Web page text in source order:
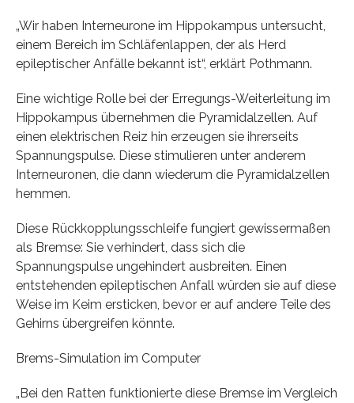
„Wir haben Interneurone im Hippokampus untersucht,
einem Bereich im Schläfenlappen, der als Herd
epileptischer Anfälle bekannt ist“, erklärt Pothmann.
Eine wichtige Rolle bei der Erregungs-Weiterleitung im
Hippokampus übernehmen die Pyramidalzellen. Auf
einen elektrischen Reiz hin erzeugen sie ihrerseits
Spannungspulse. Diese stimulieren unter anderem
Interneuronen, die dann wiederum die Pyramidalzellen
hemmen.
Diese Rückkopplungsschleife fungiert gewissermaßen
als Bremse: Sie verhindert, dass sich die
Spannungspulse ungehindert ausbreiten. Einen
entstehenden epileptischen Anfall würden sie auf diese
Weise im Keim ersticken, bevor er auf andere Teile des
Gehirns übergreifen könnte.
Brems-Simulation im Computer
„Bei den Ratten funktionierte diese Bremse im Vergleich